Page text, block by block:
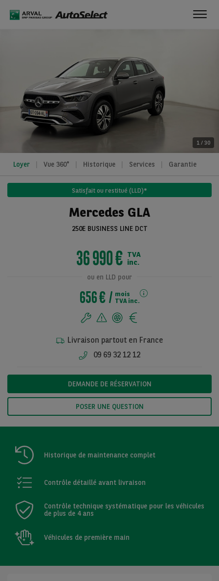
1 / 30
Voir toutes les
Loyer Vue 360° Historique Services Garantie
Satisfait ou restitué (LLD)*
Mercedes GLA
250E BUSINESS LINE DCT
36 990 € TVA
inc.
ou en LLD pour
656 €
mois
TVA inc.
Livraison partout en France
09 69 32 12 12
DEMANDE DE RÉSERVATION
POSER UNE QUESTION
Historique de maintenance complet
Contrôle détaillé avant livraison
Contrôle technique systématique pour les véhicules
de plus de 4 ans
Véhicules de première main